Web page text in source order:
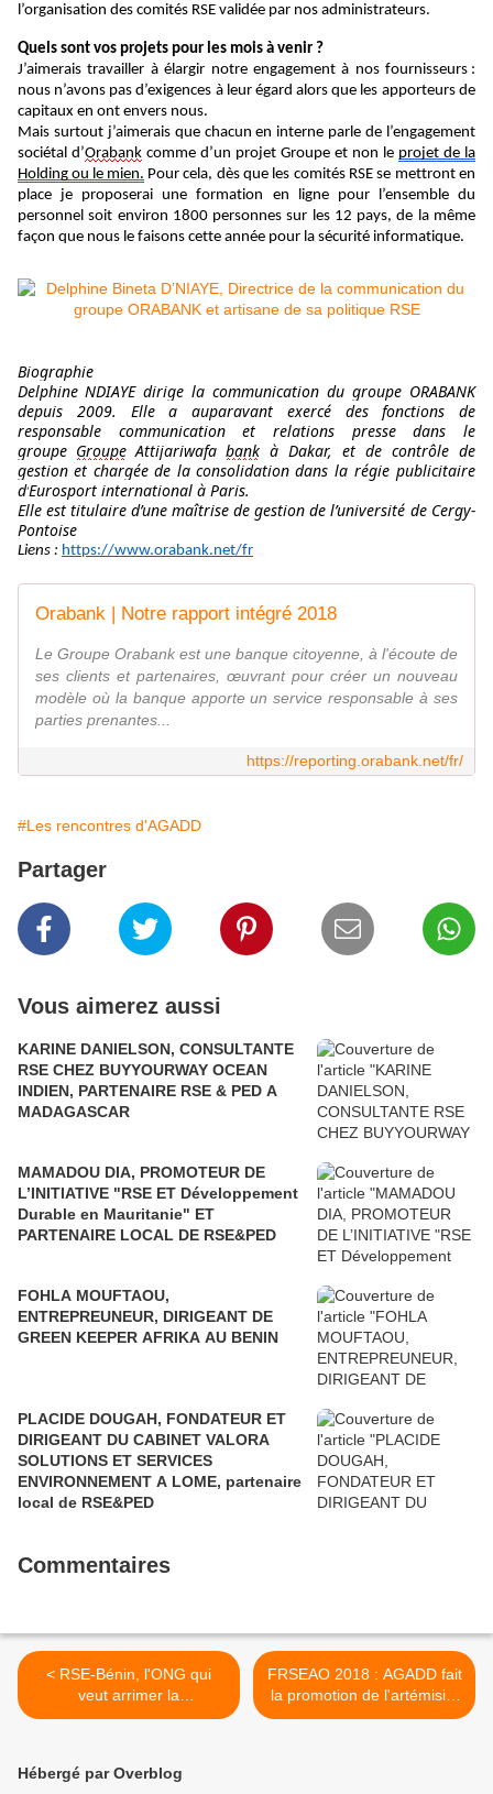
l’organisation des comités RSE validée par nos administrateurs.
Quels sont vos projets pour les mois à venir ?
J’aimerais travailler à élargir notre engagement à nos fournisseurs :
nous n’avons pas d’exigences à leur égard alors que les apporteurs de
capitaux en ont envers nous.
Mais surtout j’aimerais que chacun en interne parle de l’engagement
sociétal d’Orabank comme d’un projet Groupe et non le projet de la
Holding ou le mien. Pour cela, dès que les comités RSE se mettront en
place je proposerai une formation en ligne pour l’ensemble du
personnel soit environ 1800 personnes sur les 12 pays, de la même
façon que nous le faisons cette année pour la sécurité informatique.
Biographie
Delphine NDIAYE dirige la communication du groupe ORABANK
depuis 2009. Elle a auparavant exercé des fonctions de
responsable communication et relations presse dans le
groupe Groupe Attijariwafa bank à Dakar, et de contrôle de
gestion et chargée de la consolidation dans la régie publicitaire
d’Eurosport international à Paris.
Elle est titulaire d’une maîtrise de gestion de l’université de Cergy-
Pontoise
Liens : https://www.orabank.net/fr
Orabank | Notre rapport intégré 2018
Le Groupe Orabank est une banque citoyenne, à l'écoute de
ses clients et partenaires, œuvrant pour créer un nouveau
modèle où la banque apporte un service responsable à ses
parties prenantes...
https://reporting.orabank.net/fr/
#Les rencontres d'AGADD
Partager
Vous aimerez aussi
KARINE DANIELSON, CONSULTANTE
RSE CHEZ BUYYOURWAY OCEAN
INDIEN, PARTENAIRE RSE & PED A
MADAGASCAR
MAMADOU DIA, PROMOTEUR DE
L’INITIATIVE "RSE ET Développement
Durable en Mauritanie" ET
PARTENAIRE LOCAL DE RSE&PED
FOHLA MOUFTAOU,
ENTREPREUNEUR, DIRIGEANT DE
GREEN KEEPER AFRIKA AU BENIN
PLACIDE DOUGAH, FONDATEUR ET
DIRIGEANT DU CABINET VALORA
SOLUTIONS ET SERVICES
ENVIRONNEMENT A LOME, partenaire
local de RSE&PED
Commentaires
< RSE-Bénin, l'ONG qui
veut arrimer la
Responsabilité Sociétale
économique béninois.
FRSEAO 2018 : AGADD fait
la promotion de l'artémisia.
>
Hébergé par Overblog